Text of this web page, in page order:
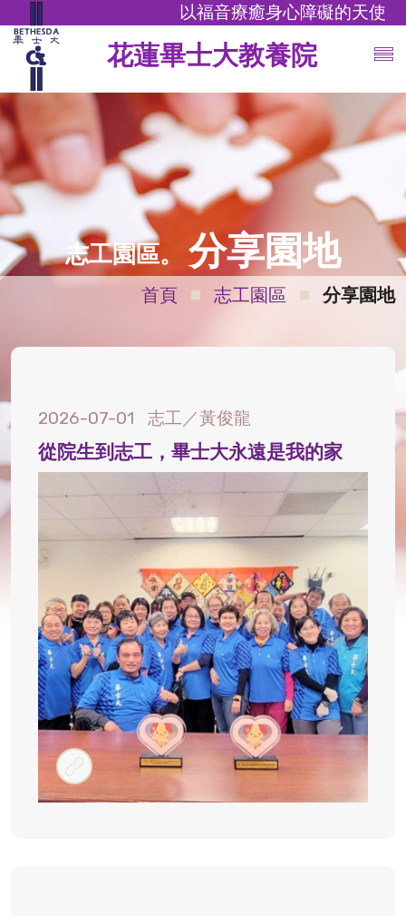
以福音療癒身心障礙的天使
花蓮畢士大教養院
志工園區。 分享園地
首頁 志工園區 分享園地
2026-07-01 志工／黃俊龍
從院生到志工，畢士大永遠是我的家